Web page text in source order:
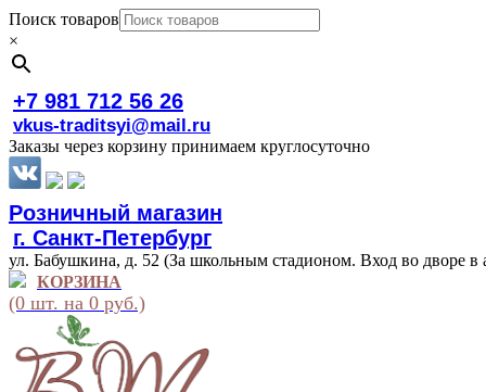
Поиск товаров
×
+7 981 712 56 26
vkus-traditsyi@mail.ru
Заказы через корзину принимаем круглосуточно
Розничный магазин
г. Санкт-Петербург
ул. Бабушкина, д. 52 (За школьным стадионом. Вход во дворе
КОРЗИНА
(0 шт. на 0 руб.)